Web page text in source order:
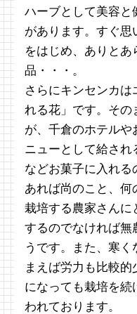
ハーブとして美容と
があります。すぐ思
をはじめ、ありと
品・・・。
さらにキンセンカは
れる花」です。その
が、千倉のホテルや
ニューとして給され
などお菓子に入れ
あれば尚のこと、何
栽培する農家さんに
するのでなければ無
うです。また、寒
まえば労力も比較
になっても栽培を
われております。